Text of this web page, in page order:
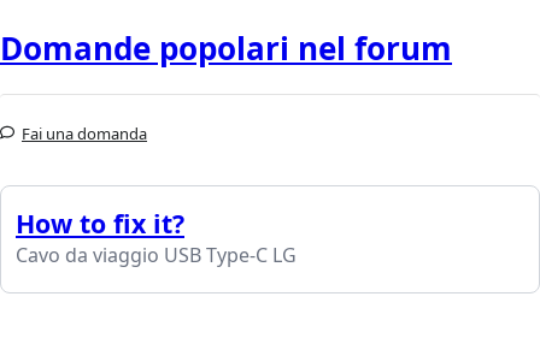
Domande popolari nel forum
Fai una domanda
How to fix it?
Cavo da viaggio USB Type-C LG